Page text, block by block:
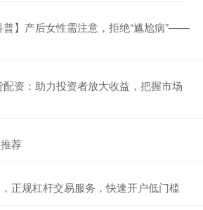
普】产后女性需注意，拒绝“尴尬病”——
资：助力投资者放大收益，把握市场
荐
正规杠杆交易服务，快速开户低门槛